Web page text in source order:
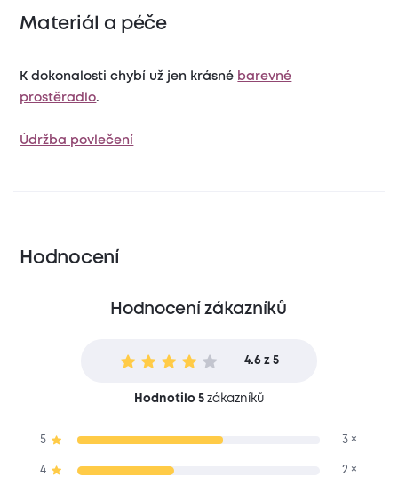
Materiál a péče
K dokonalosti chybí už jen krásné barevné
prostěradlo.
Údržba povlečení
Hodnocení
Hodnocení zákazníků
4.6 z 5
Hodnotilo 5zákazníků
5 3 ×
4 2 ×